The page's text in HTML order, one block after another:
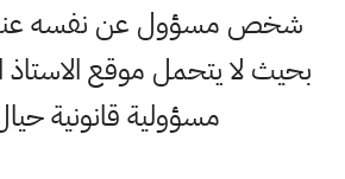
شخص مسؤول عن نفسه عند
بحيث لا يتحمل موقع
مسؤولية قانونية